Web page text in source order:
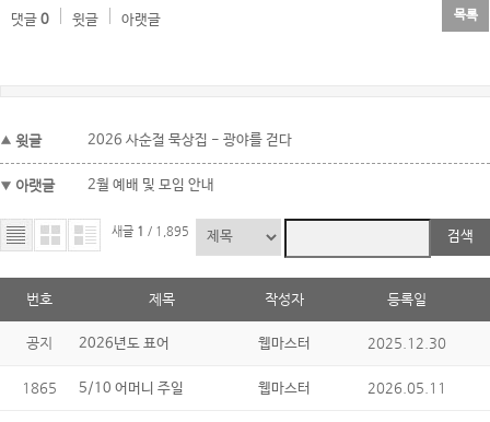
댓글 0 윗글 아랫글 목록
윗글 2026 사순절 묵상집 - 광야를 걷다
아랫글 2월 예배 및 모임 안내
새글 1 / 1,895 검색
번호 제목 작성자 등록일
공지 2026년도 표어 웹마스터 2025.12.30
1865 5/10 어머니 주일 웹마스터 2026.05.11